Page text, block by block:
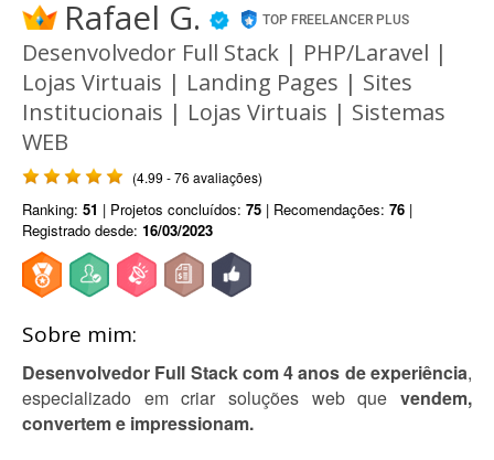
Rafael G. TOP FREELANCER PLUS
Desenvolvedor Full Stack | PHP/Laravel |
Lojas Virtuais | Landing Pages | Sites
Institucionais | Lojas Virtuais | Sistemas
WEB
(4.99 - 76 avaliações)
Ranking: 51 | Projetos concluídos: 75 | Recomendações: 76 |
Registrado desde: 16/03/2023
Sobre mim:
Desenvolvedor Full Stack com 4 anos de experiência,
especializado em criar soluções web que vendem,
convertem e impressionam.